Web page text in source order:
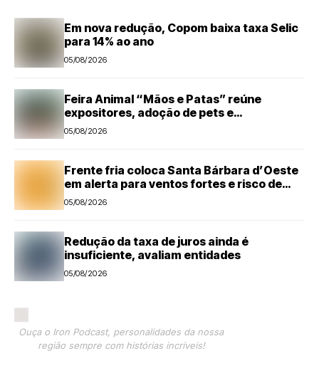
Em nova redução, Copom baixa taxa Selic
para 14% ao ano
05/08/2026
Feira Animal “Mãos e Patas” reúne
expositores, adoção de pets e
microchipagem gratuita neste sábado em
Santa Bárbara d’Oeste
05/08/2026
Frente fria coloca Santa Bárbara d’Oeste
em alerta para ventos fortes e risco de
tempestades
05/08/2026
Redução da taxa de juros ainda é
insuficiente, avaliam entidades
05/08/2026
Ouça o Iron Podcast, personalidades da nossa
região sempre com histórias incríveis!